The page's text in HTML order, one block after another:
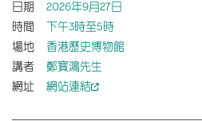
日期
2026年9月27日
時間
下午3時至5時
場地
香港歷史博物館
講者
鄭寳鴻先生
網址
網站連結